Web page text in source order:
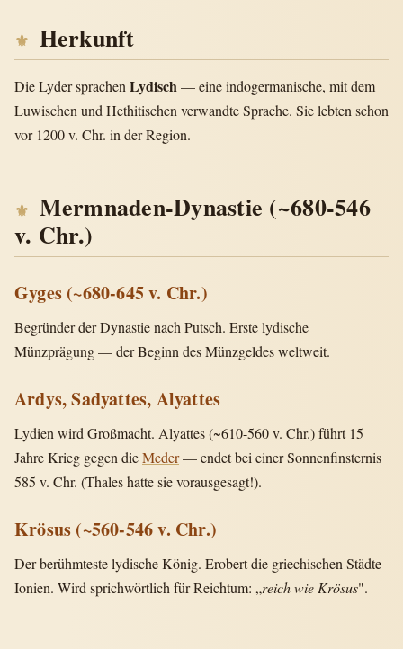
Herkunft
Die Lyder sprachen Lydisch— eine indogermanische, mit dem
Luwischen und Hethitischen verwandte Sprache. Sie lebten schon
vor 1200 v. Chr. in der Region.
Mermnaden-Dynastie (~680-546
v. Chr.)
Gyges (~680-645 v. Chr.)
Begründer der Dynastie nach Putsch. Erste lydische
Münzprägung — der Beginn des Münzgeldes weltweit.
Ardys, Sadyattes, Alyattes
Lydien wird Großmacht. Alyattes (~610-560 v. Chr.) führt 15
Jahre Krieg gegen dieMeder— endet bei einer Sonnenfinsternis
585 v. Chr. (Thales hatte sie vorausgesagt!).
Krösus (~560-546 v. Chr.)
Der berühmteste lydische König. Erobert die griechischen Städte
Ionien. Wird sprichwörtlich für Reichtum: „reich wie Krösus".